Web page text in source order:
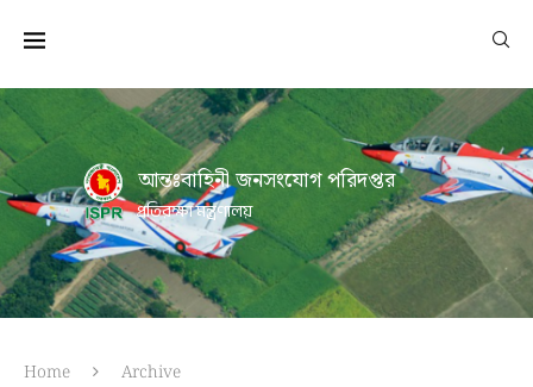
আন্তঃবাহিনী জনসংযোগ পরিদপ্তর
প্রতিরক্ষা মন্ত্রণালয়
Home Archive